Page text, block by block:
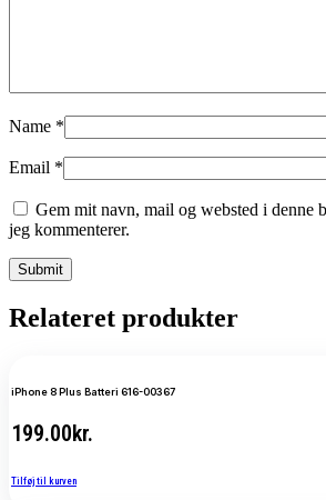
Name *
Email *
Gem mit navn, mail og websted i denne
jeg kommenterer.
Relateret produkter
iPhone 8 Plus Batteri 616-00367
199.00kr.
Tilføj til kurven